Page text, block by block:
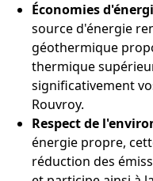
Économies
source d'énergie
géothermique
thermique
significativement
Rouvroy.
Respect de
énergie propre,
réduction des